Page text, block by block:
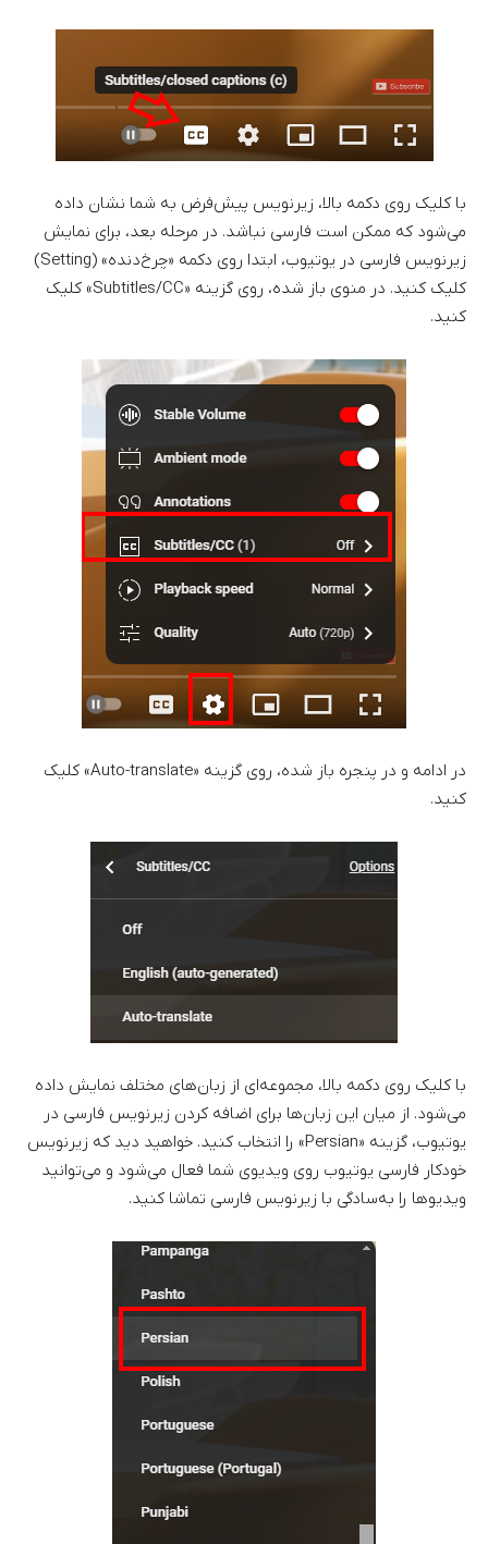
با کلیک روی دکمه بالا، زیرنویس پیش‌فرض به شما نشان داده
می‌شود که ممکن است فارسی نباشد. در مرحله بعد، برای نمایش
زیرنویس فارسی در یوتیوب، ابتدا روی دکمه «چرخ‌دنده» (Setting)
کلیک کنید. در منوی باز شده، روی گزینه «Subtitles/CC» کلیک
کنید.
در ادامه و در پنجره باز شده، روی گزینه «Auto-translate» کلیک
کنید.
با کلیک روی دکمه بالا، مجموعه‌ای از زبان‌های مختلف نمایش داده
می‌شود. از میان این زبان‌ها برای اضافه کردن زیرنویس فارسی در
یوتیوب، گزینه «Persian» را انتخاب کنید. خواهید دید که زیرنویس
خودکار فارسی یوتیوب روی ویدیوی شما فعال می‌شود و می‌توانید
ویدیوها را به‌سادگی با زیرنویس فارسی تماشا کنید.